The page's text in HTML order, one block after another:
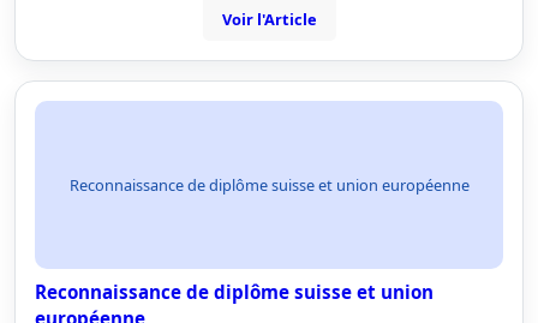
Voir l'Article
Reconnaissance de diplôme suisse et union européenne
Reconnaissance de diplôme suisse et union
européenne